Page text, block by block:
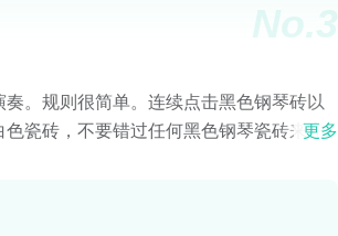
No.3
。规则很简单。连续点击黑色钢琴砖以
色瓷砖，不要错过任何黑色钢琴瓷砖来完
配乐。精选了从莫扎特到贝多芬的大量钢
更多